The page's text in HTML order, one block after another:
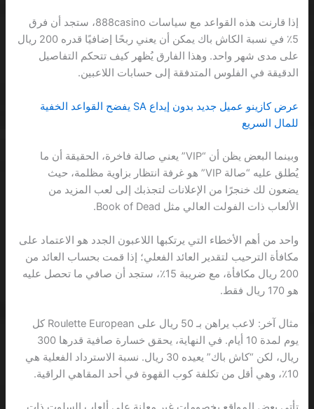
إذا قارنت هذه القواعد مع سياسات 888casino، ستجد أن فرق
5٪ في نسبة الكاش باك يمكن أن يعني ربحًا إضافيًا قدره 200 ريال
على مدى شهر واحد. وهذا الفارق يُظهر كيف تتحكم التفاصيل
الدقيقة في الفلوس المتدفقة إلى حسابات اللاعبين.
عرض كازينو عميل جديد بدون إيداع SA يفضح القواعد الخفية
للمال السريع
وبينما البعض يظن أن “VIP” يعني صالة فاخرة، الحقيقة أن ما
يُطلق عليه “صالة VIP” هو غرفة انتظار بزاوية مظلمة، حيث
يضعون لك خنجرًا من الإعلانات لتجذبك إلى لعب المزيد من
الألعاب ذات الفولت العالي مثل Book of Dead.
واحد من أهم الأخطاء التي يرتكبها اللاعبون الجدد هو الاعتماد على
مكافأة الترحيب لتقدير العائد الفعلي؛ إذا قمت بحساب العائد من
200 ريال مكافأة، مع ضريبة 15٪، ستجد أن صافي ما تحصل عليه
هو 170 ريال فقط.
مثال آخر: لاعب يراهن بـ 50 ريال على Roulette European كل
يوم لمدة 10 أيام. في النهاية، يحقق خسارة صافية قدرها 300
ريال، لكن “كاش باك” يعيده 30 ريال. نسبة الاسترداد الفعلية هي
10٪، وهي أقل من تكلفة كوب القهوة في أحد المقاهي الراقية.